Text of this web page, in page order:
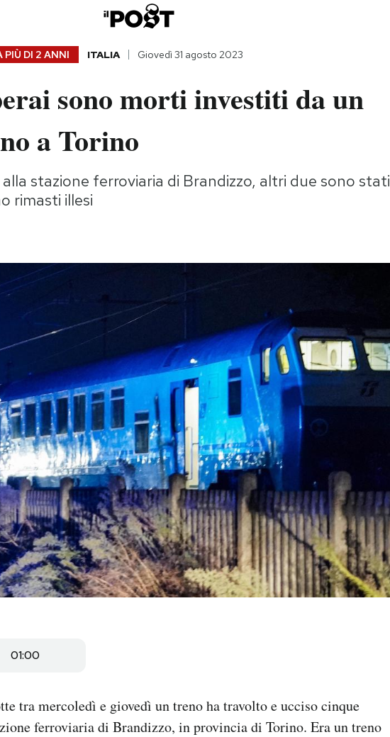
PIÙ DI 2 ANNI ITALIA Giovedì 31 agosto 2023
sono morti investiti da un
a Torino
alla stazione ferroviaria di Brandizzo, altri due sono stati
rimasti illesi
01:00
tra mercoledì e giovedì un treno ha travolto e ucciso cinque
ferroviaria di Brandizzo, in provincia di Torino. Era un treno